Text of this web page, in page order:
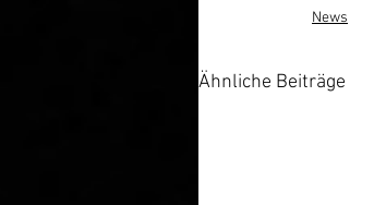
News
Ähnliche Beiträge